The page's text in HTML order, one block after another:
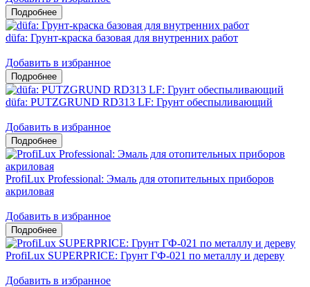
düfa: Грунт-краска базовая для внутренних работ
Добавить в избранное
düfa: PUTZGRUND RD313 LF: Грунт обеспыливающий
Добавить в избранное
ProfiLux Professional: Эмаль для отопительных приборов
акриловая
Добавить в избранное
ProfiLux SUPERPRICE: Грунт ГФ-021 по металлу и дереву
Добавить в избранное